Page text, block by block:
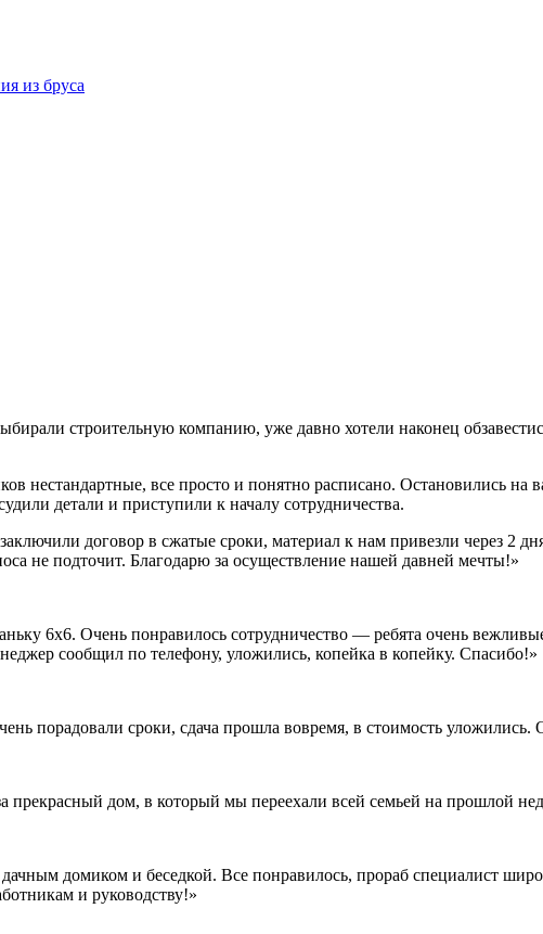
из бруса
строительную компанию, уже давно хотели наконец
нестандартные, все просто и понятно расписано. Остановились
детали и приступили к началу сотрудничества.
договор в сжатые сроки, материал к нам привезли через 2
не подточит. Благодарю за осуществление нашей давней мечты!»
6х6. Очень понравилось сотрудничество — ребята очень
сообщил по телефону, уложились, копейка в копейку. Спасибо!»
порадовали сроки, сдача прошла вовремя, в стоимость
прекрасный дом, в который мы переехали всей семьей на прошлой
домиком и беседкой. Все понравилось, прораб специалист
и руководству!»